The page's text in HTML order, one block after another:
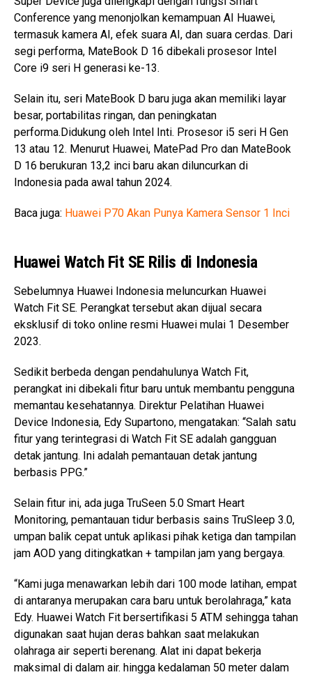
Conference yang menonjolkan kemampuan AI Huawei,
termasuk kamera AI, efek suara AI, dan suara cerdas. Dari
segi performa, MateBook D 16 dibekali prosesor Intel
Core i9 seri H generasi ke-13.
Selain itu, seri MateBook D baru juga akan memiliki layar
besar, portabilitas ringan, dan peningkatan
performa.Didukung oleh Intel Inti. Prosesor i5 seri H Gen
13 atau 12. Menurut Huawei, MatePad Pro dan MateBook
D 16 berukuran 13,2 inci baru akan diluncurkan di
Indonesia pada awal tahun 2024.
Baca juga: Huawei P70 Akan Punya Kamera Sensor 1 Inci
Huawei Watch Fit SE Rilis di Indonesia
Sebelumnya Huawei Indonesia meluncurkan Huawei
Watch Fit SE. Perangkat tersebut akan dijual secara
eksklusif di toko online resmi Huawei mulai 1 Desember
2023.
Sedikit berbeda dengan pendahulunya Watch Fit,
perangkat ini dibekali fitur baru untuk membantu pengguna
memantau kesehatannya. Direktur Pelatihan Huawei
Device Indonesia, Edy Supartono, mengatakan: “Salah satu
fitur yang terintegrasi di Watch Fit SE adalah gangguan
detak jantung. Ini adalah pemantauan detak jantung
berbasis PPG.”
Selain fitur ini, ada juga TruSeen 5.0 Smart Heart
Monitoring, pemantauan tidur berbasis sains TruSleep 3.0,
umpan balik cepat untuk aplikasi pihak ketiga dan tampilan
jam AOD yang ditingkatkan + tampilan jam yang bergaya.
“Kami juga menawarkan lebih dari 100 mode latihan, empat
di antaranya merupakan cara baru untuk berolahraga,” kata
Edy. Huawei Watch Fit bersertifikasi 5 ATM sehingga tahan
digunakan saat hujan deras bahkan saat melakukan
olahraga air seperti berenang. Alat ini dapat bekerja
maksimal di dalam air. hingga kedalaman 50 meter dalam